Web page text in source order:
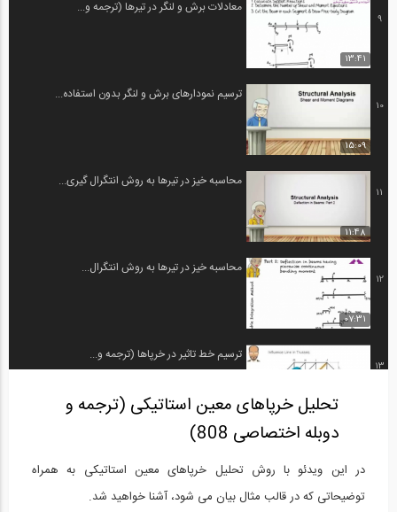
9
13:41
معادلات برش و لنگر در تیرها (ترجمه و...
10
15:09
ترسیم نمودارهای برش و لنگر بدون استفاده...
11
11:48
محاسبه خیز در تیرها به روش انتگرال گیری...
12
07:31
محاسبه خیز در تیرها به روش انتگرال...
13
ترسیم خط تاثیر در خرپاها (ترجمه و...
09:35
روش نیرو- قسمت اول (ترجمه و دوبله...
تحلیل خرپاهای معین استاتیکی (ترجمه و
دوبله اختصاصی 808)
در این ویدئو با روش تحلیل خرپاهای معین استاتیکی به همراه
توضیحاتی که در قالب مثال بیان می شود، آشنا خواهید شد.